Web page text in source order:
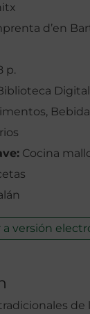
d’en
p.
Cocina
a versión
de